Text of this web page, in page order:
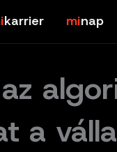
karrier nap
a